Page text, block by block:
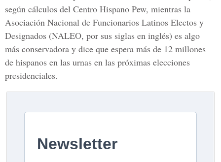
según cálculos del Centro Hispano Pew, mientras la
Asociación Nacional de Funcionarios Latinos Electos y
Designados (NALEO, por sus siglas en inglés) es algo
más conservadora y dice que espera más de 12 millones
de hispanos en las urnas en las próximas elecciones
presidenciales.